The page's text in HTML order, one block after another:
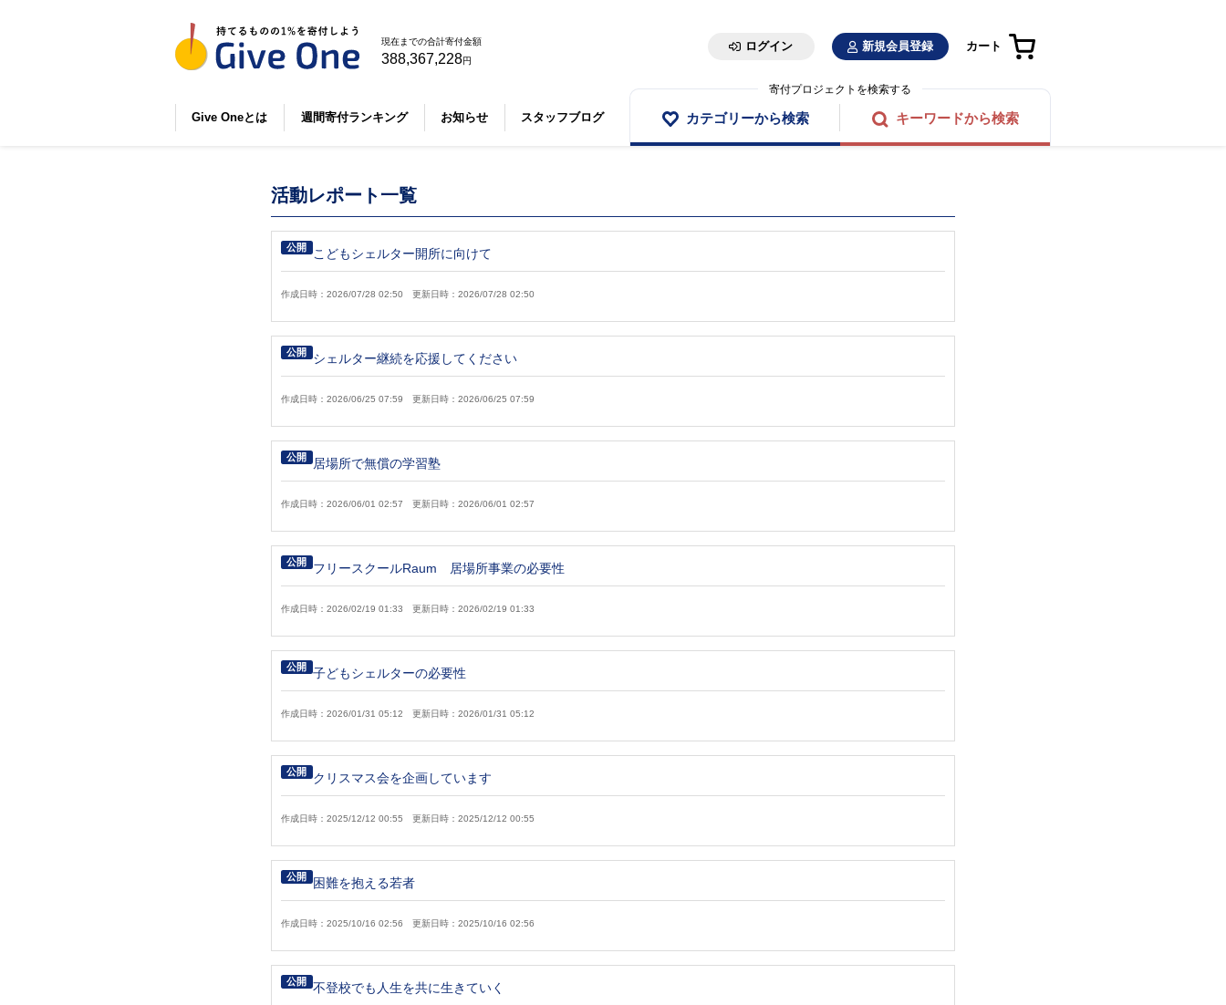
現在までの合計寄付金額
388,367,228円
ログイン 新規会員登録 カート
Give Oneとは 週間寄付ランキング お知らせ スタッフブログ
寄付プロジェクトを検索する
カテゴリーから検索 キーワードから検索
活動レポート一覧
公開 こどもシェルター開所に向けて
作成日時：2026/07/28 02:50 更新日時：2026/07/28 02:50
公開 シェルター継続を応援してください
作成日時：2026/06/25 07:59 更新日時：2026/06/25 07:59
公開 居場所で無償の学習塾
作成日時：2026/06/01 02:57 更新日時：2026/06/01 02:57
公開 フリースクールRaum 居場所事業の必要性
作成日時：2026/02/19 01:33 更新日時：2026/02/19 01:33
公開 子どもシェルターの必要性
作成日時：2026/01/31 05:12 更新日時：2026/01/31 05:12
公開 クリスマス会を企画しています
作成日時：2025/12/12 00:55 更新日時：2025/12/12 00:55
公開 困難を抱える若者
作成日時：2025/10/16 02:56 更新日時：2025/10/16 02:56
公開 不登校でも人生を共に生きていく